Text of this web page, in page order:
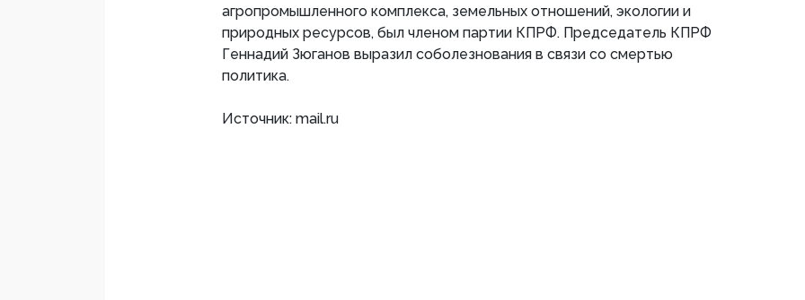
агропромышленного комплекса, земельных отношений, экологии и
природных ресурсов, был членом партии КПРФ. Председатель КПРФ
Геннадий Зюганов выразил соболезнования в связи со смертью
политика.
Источник: mail.ru